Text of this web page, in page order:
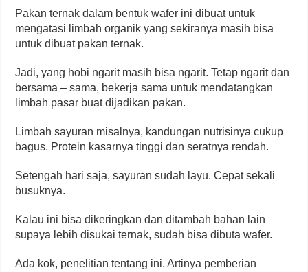
Pakan ternak dalam bentuk wafer ini dibuat untuk
mengatasi limbah organik yang sekiranya masih bisa
untuk dibuat pakan ternak.
Jadi, yang hobi ngarit masih bisa ngarit. Tetap ngarit dan
bersama – sama, bekerja sama untuk mendatangkan
limbah pasar buat dijadikan pakan.
Limbah sayuran misalnya, kandungan nutrisinya cukup
bagus. Protein kasarnya tinggi dan seratnya rendah.
Setengah hari saja, sayuran sudah layu. Cepat sekali
busuknya.
Kalau ini bisa dikeringkan dan ditambah bahan lain
supaya lebih disukai ternak, sudah bisa dibuta wafer.
Ada kok, penelitian tentang ini. Artinya pemberian